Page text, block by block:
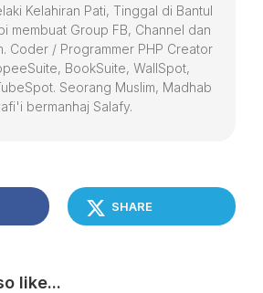
Kelahiran Pati, Tinggal di Bantul
membuat Group FB, Channel dan
Coder / Programmer PHP Creator
BookSuite, WallSpot,
Seorang Muslim, Madhab
bermanhaj Salafy.
SHARE
like...